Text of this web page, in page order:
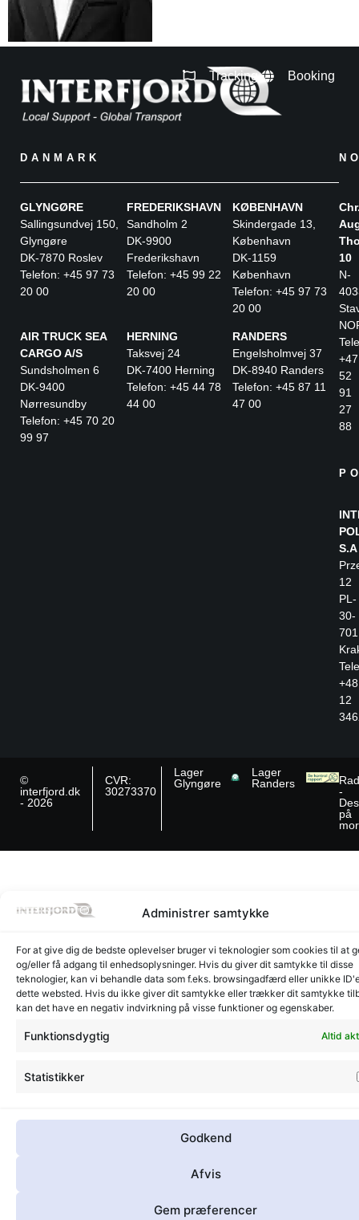
Administrer samtykke
For at give dig de bedste oplevelser bruger vi teknologier som cookies til at
og/eller få adgang til enhedsoplysninger. Hvis du giver dit samtykke til disse
teknologier, kan vi behandle data som f.eks. browsingadfærd eller unikke
dette websted. Hvis du ikke giver dit samtykke eller trækker dit samtykke
kan det have en negativ indvirkning på visse funktioner og egenskaber.
Funktionsdygtig Altid
Statistikker
Godkend
Afvis
Gem præferencer
Tracking Booking
DANMARK
GLYNGØRE
Sallingsundvej 150,
Glyngøre
DK-7870 Roslev
Telefon: +45 97 73
20 00
FREDERIKSHAVN
Sandholm 2
DK-9900
Frederikshavn
Telefon: +45 99 22
20 00
KØBENHAVN
Skindergade 13,
København
DK-1159
København
Telefon: +45 97 73
20 00
AIR TRUCK SEA
CARGO A/S
Sundsholmen 6
DK-9400
Nørresundby
Telefon: +45 70 20
99 97
HERNING
Taksvej 24
DK-7400 Herning
Telefon: +45 44 78
44 00
RANDERS
Engelsholmvej 37
DK-8940 Randers
Telefon: +45 87 11
47 00
10
N-
+47
52
91
27
88
S.A
12
PL-
30-
701
+48
12
©
interfjord.dk
- 2026
CVR:
30273370
Lager
Glyngøre
Lager
Randers
-
på